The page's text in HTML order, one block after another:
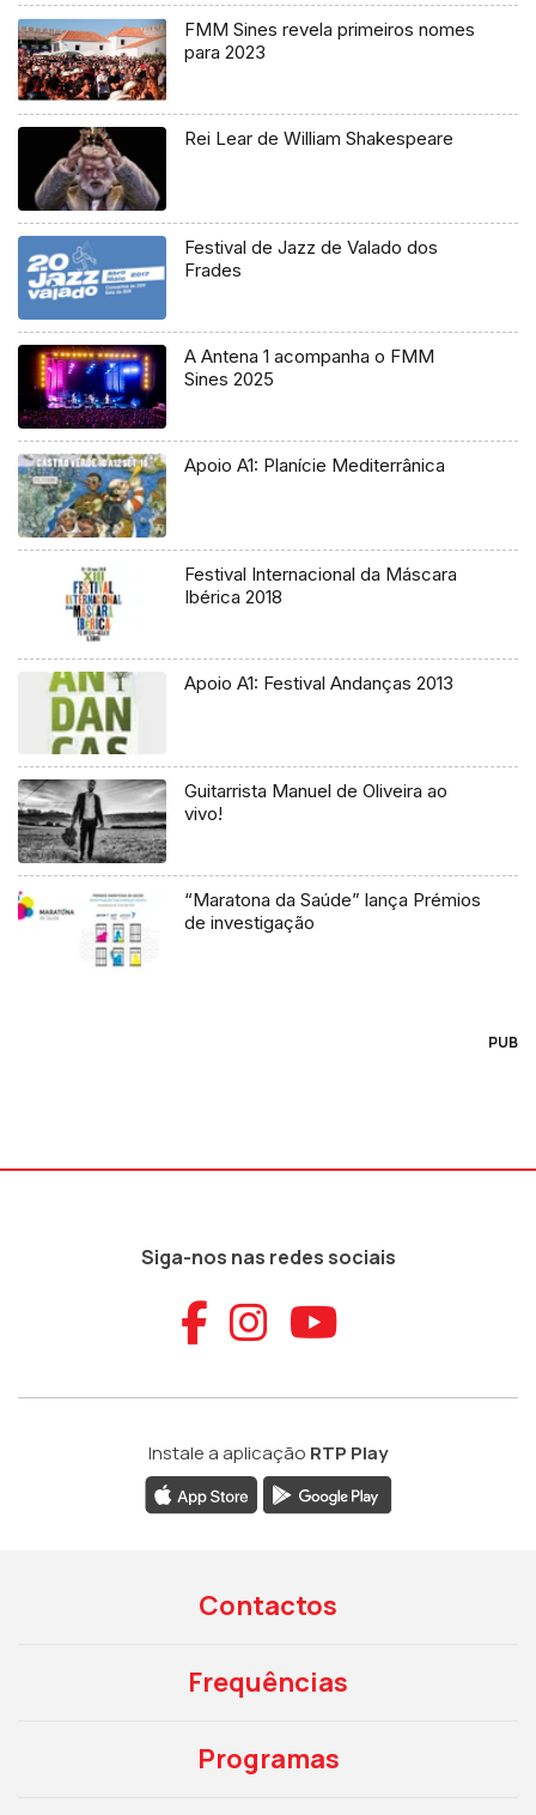
FMM Sines revela primeiros nomes
para 2023
Rei Lear de William Shakespeare
Festival de Jazz de Valado dos
Frades
A Antena 1 acompanha o FMM
Sines 2025
Apoio A1: Planície Mediterrânica
Festival Internacional da Máscara
Ibérica 2018
Apoio A1: Festival Andanças 2013
Guitarrista Manuel de Oliveira ao
vivo!
“Maratona da Saúde” lança Prémios
de investigação
PUB
Siga-nos nas redes sociais
Aceder ao
Aceder ao
Aceder
Instale a aplicação RTP Play
Contactos
Frequências
Programas